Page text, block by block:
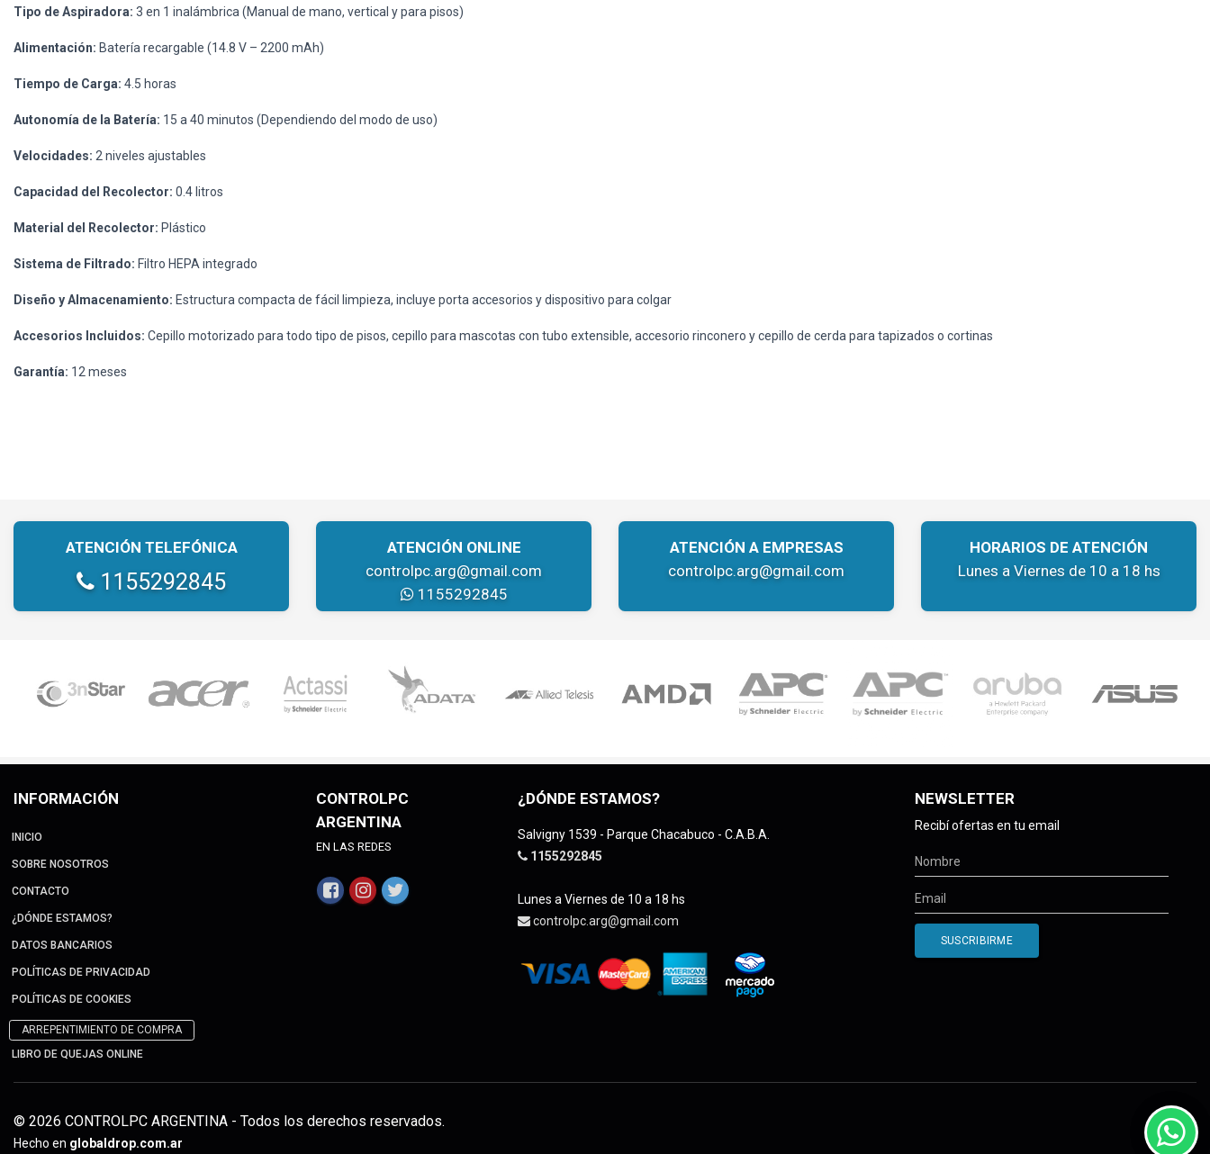
Tipo de Aspiradora: 3 en 1 inalámbrica (Manual de mano, vertical y para pisos)
Alimentación: Batería recargable (14.8 V – 2200 mAh)
Tiempo de Carga: 4.5 horas
Autonomía de la Batería: 15 a 40 minutos (Dependiendo del modo de uso)
Velocidades: 2 niveles ajustables
Capacidad del Recolector: 0.4 litros
Material del Recolector: Plástico
Sistema de Filtrado: Filtro HEPA integrado
Diseño y Almacenamiento: Estructura compacta de fácil limpieza, incluye porta accesorios y dispositivo para colgar
Accesorios Incluidos: Cepillo motorizado para todo tipo de pisos, cepillo para mascotas con tubo extensible, accesorio rinconero y cepillo de cerda para tapizados o cortinas
Garantía: 12 meses
ATENCIÓN TELEFÓNICA
1155292845
ATENCIÓN ONLINE
controlpc.arg@gmail.com
1155292845
ATENCIÓN A EMPRESAS
controlpc.arg@gmail.com
HORARIOS DE ATENCIÓN
Lunes a Viernes de 10 a 18 hs
INFORMACIÓN
INICIO
SOBRE NOSOTROS
CONTACTO
¿DÓNDE ESTAMOS?
DATOS BANCARIOS
POLÍTICAS DE PRIVACIDAD
POLÍTICAS DE COOKIES
ARREPENTIMIENTO DE COMPRA
LIBRO DE QUEJAS ONLINE
CONTROLPC
ARGENTINA
EN LAS REDES
¿DÓNDE ESTAMOS?
Salvigny 1539 - Parque Chacabuco - C.A.B.A.
1155292845
Lunes a Viernes de 10 a 18 hs
controlpc.arg@gmail.com
NEWSLETTER
Recibí ofertas en tu email
© 2026 CONTROLPC ARGENTINA - Todos los derechos reservados.
Hecho en globaldrop.com.ar